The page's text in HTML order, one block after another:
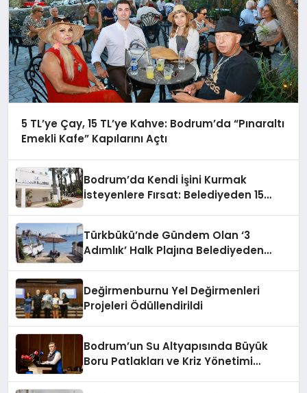
5 TL’ye Çay, 15 TL’ye Kahve: Bodrum’da “Pınaraltı
Emekli Kafe” Kapılarını Açtı
Bodrum’da Kendi İşini Kurmak
İsteyenlere Fırsat: Belediyeden 15
Türkbükü’nde Gündem Olan ‘3
Adımlık’ Halk Plajına Belediyeden
Değirmenburnu Yel Değirmenleri
Projeleri Ödüllendirildi
Bodrum’un Su Altyapısında Büyük
Boru Patlakları ve Kriz Yönetimi